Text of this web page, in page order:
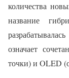
количества
название
означает
точки) и OLED